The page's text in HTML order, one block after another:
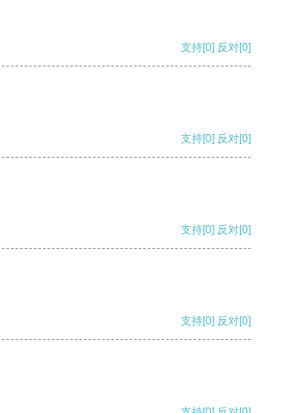
支持[0] 反对[0]
支持[0] 反对[0]
支持[0] 反对[0]
支持[0] 反对[0]